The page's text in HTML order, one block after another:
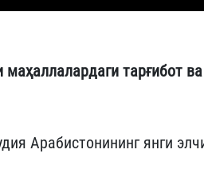
маҳаллалардаги тарғибот
Арабистонининг янги